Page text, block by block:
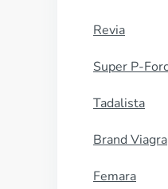
Revia
Super P-
Tadalista
Brand Viagra
Femara